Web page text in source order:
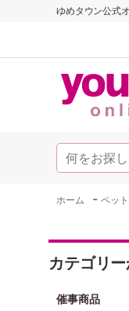
ゆめタウン公式
ホーム -ペッ
カテゴリ
催事商品